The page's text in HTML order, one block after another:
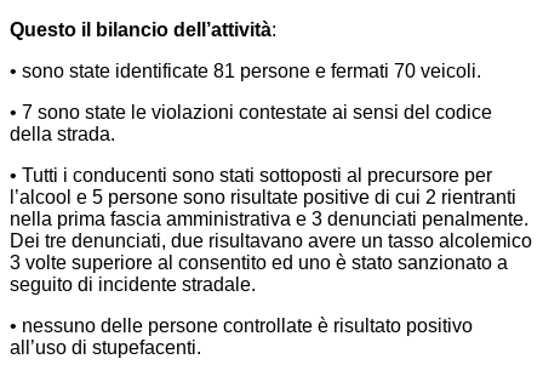
Questo il bilancio dell’attività:
• sono state identificate 81 persone e fermati 70 veicoli.
• 7 sono state le violazioni contestate ai sensi del codice
della strada.
• Tutti i conducenti sono stati sottoposti al precursore per
l’alcool e 5 persone sono risultate positive di cui 2 rientranti
nella prima fascia amministrativa e 3 denunciati penalmente.
Dei tre denunciati, due risultavano avere un tasso alcolemico
3 volte superiore al consentito ed uno è stato sanzionato a
seguito di incidente stradale.
• nessuno delle persone controllate è risultato positivo
all’uso di stupefacenti.